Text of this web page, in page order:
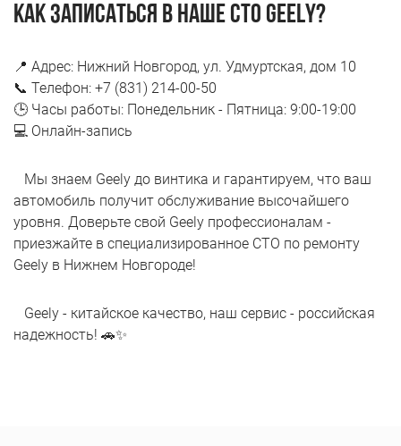
Как записаться в наше СТО Geely?
📍 Адрес: Нижний Новгород, ул. Удмуртская, дом 10
📞 Телефон: +7 (831) 214-00-50
🕒 Часы работы: Понедельник - Пятница: 9:00-19:00
💻 Онлайн-запись
Мы знаем Geely до винтика и гарантируем, что ваш
автомобиль получит обслуживание высочайшего
уровня. Доверьте свой Geely профессионалам -
приезжайте в специализированное СТО по ремонту
Geely в Нижнем Новгороде!
Geely - китайское качество, наш сервис - российская
надежность! 🚗✨